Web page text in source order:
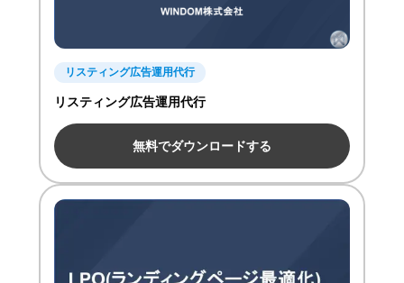
リスティング広告運用代行
リスティング広告運用代行
無料でダウンロードする